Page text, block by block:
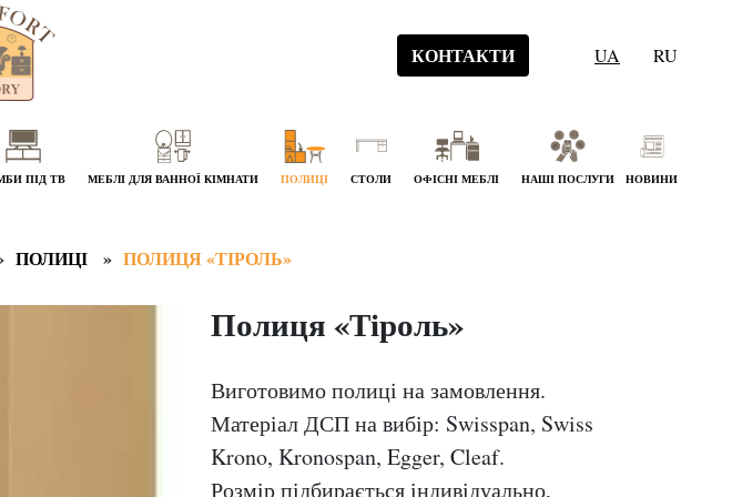
КОНТАКТИ UA RU
ПІД ТВ МЕБЛІ ДЛЯ ВАННОЇ КІМНАТИ ПОЛИЦІ СТОЛИ ОФІСНІ МЕБЛІ НАШІ ПОСЛУГИ НОВИНИ
ПОЛИЦІ ПОЛИЦЯ «ТІРОЛЬ»
Полиця «Тіроль»
Виготовимо полиці на замовлення.
Матеріал ДСП на вибір: Swisspan, Swiss
Krono, Kronospan, Egger, Cleaf.
Розмір підбирається індивідуально,